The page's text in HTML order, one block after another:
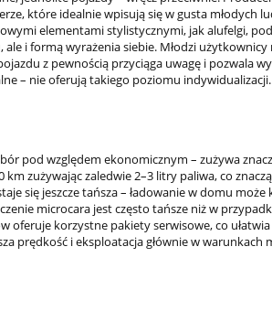
które idealnie wpisują się w gusta młodych
elementami stylistycznymi, jak alufelgi,
i formą wyrażenia siebie. Młodzi
z pewnością przyciąga uwagę i pozwala
– nie oferują takiego poziomu
pod względem ekonomicznym – zużywa
zużywając zaledwie 2–3 litry paliwa, co
się jeszcze tańsza – ładowanie w domu
microcara jest często tańsze niż w
oferuje korzystne pakiety serwisowe, co
prędkość i eksploatacja głównie w